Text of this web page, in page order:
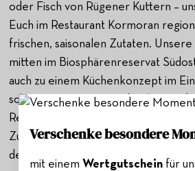
oder Fisch von Rügener Kuttern –
Euch im Restaurant Kormoran
frischen, saisonalen Zutaten.
mitten im Biosphärenreservat
auch zu einem Küchenkonzept im
schützenswerten Gegebenheiten
Region. Deswegen achten wir bei
Zutaten insbesondere auf einen
dem, was Feld, Flur und Gewässer
Verschenke besondere
mit einem Wertgutscheinfür